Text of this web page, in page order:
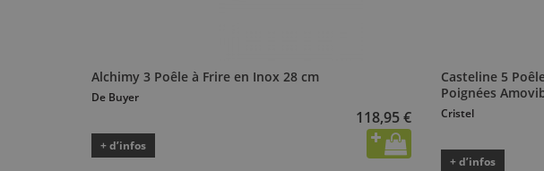
Alchimy 3 Poêle à Frire en Inox 28 cm
De Buyer
118,95 €
+ d’infos
Casteline 5
Poignées
Cristel
+ d’infos